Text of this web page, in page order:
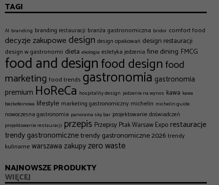
TAGI
AI branding branding restauracji branża gastronomiczna bridor comfort food
decyzje zakupowe design design opakowań design restauracji
design w gastronomii dieta ekologia estetyka jedzenia fine dining FMCG
food and designfood designfood
marketing food trends gastronomia gastronomia
premium HoReCa hospitality design jedzenie na wynos kawa kawa
bezkofeinowa lifestyle marketing gastronomiczny michelin michelin guide
nowoczesna gastronomia panorama sky bar projektowanie doświadczeń
projektowanie restauracji przepis Przepisy Ptak Warsaw Exporestauracje
trendy gastronomicznetrendy gastronomiczne 2026trendy
kulinarnewarszawa zakupyzero waste
NAJNOWSZE PRODUKTY
WIĘCEJ